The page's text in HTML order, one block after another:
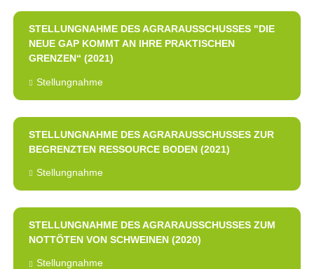
STELLUNGNAHME DES AGRARAUSSCHUSSES "DIE
NEUE GAP KOMMT AN IHRE PRAKTISCHEN
GRENZEN“ (2021)
Stellungnahme
STELLUNGNAHME DES AGRARAUSSCHUSSES ZUR
BEGRENZTEN RESSOURCE BODEN (2021)
Stellungnahme
STELLUNGNAHME DES AGRARAUSSCHUSSES ZUM
NOTTÖTEN VON SCHWEINEN (2020)
Stellungnahme